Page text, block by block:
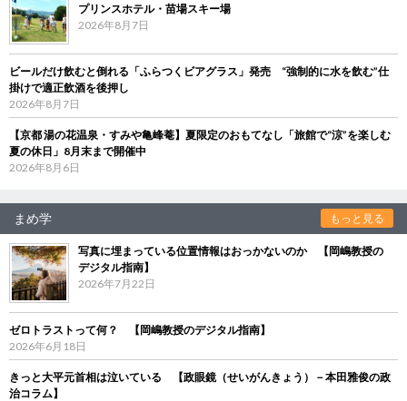
プリンスホテル・苗場スキー場
2026年8月7日
ビールだけ飲むと倒れる「ふらつくビアグラス」発売 “強制的に水を飲む”仕
掛けで適正飲酒を後押し
2026年8月7日
【京都 湯の花温泉・すみや亀峰菴】夏限定のおもてなし「旅館で“涼”を楽しむ
夏の休日」8月末まで開催中
2026年8月6日
まめ学 もっと見る
写真に埋まっている位置情報はおっかないのか 【岡嶋教授の
デジタル指南】
2026年7月22日
ゼロトラストって何？ 【岡嶋教授のデジタル指南】
2026年6月18日
きっと大平元首相は泣いている 【政眼鏡（せいがんきょう）－本田雅俊の政
治コラム】